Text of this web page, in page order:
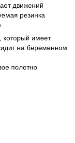
движений
резинка
который имеет
на беременном
полотно